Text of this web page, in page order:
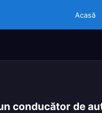
Acasă
conducător de